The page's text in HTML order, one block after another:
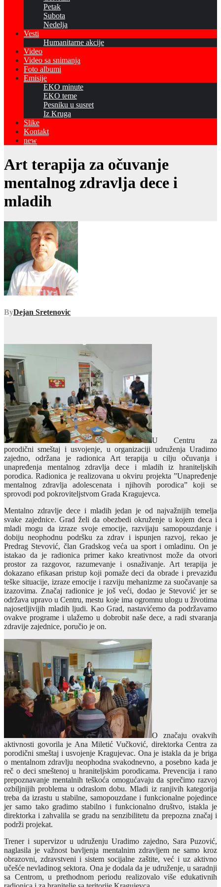
Petak
Subota
Nedelja
Vesti
Humanitarne akcije
Video
Video sa snimanja
Foto albumi
Emisije
EKO minute
EKO teme
Pesniku u susret
Iz Kruga
Slike
Kontakt
new
Art terapija za očuvanje
mentalnog zdravlja dece i
mladih
ByDejan Sretenovic
U Centru za
porodični smeštaj i usvojenje, u organizaciji udruženja Uradimo
zajedno, održana je radionica Art terapija u cilju očuvanja i
unapređenja mentalnog zdravlja dece i mladih iz hraniteljskih
porodica. Radionica je realizovana u okviru projekta ”Unapređenje
mentalnog zdravlja adolescenata i njihovih porodica” koji se
sprovodi pod pokroviteljstvom Grada Kragujevca.
Mentalno zdravlje dece i mladih jedan je od najvažnijih temelja
svake zajednice. Grad želi da obezbedi okruženje u kojem deca i
mladi mogu da izraze svoje emocije, razvijaju samopouzdanje i
dobiju neophodnu podršku za zdrav i ispunjen razvoj, rekao je
Predrag Stevović, član Gradskog veća ua sport i omladinu. On je
istakao da je radionica primer kako kreativnost može da otvori
prostor za razgovor, razumevanje i osnaživanje. Art terapija je
dokazano efikasan pristup koji pomaže deci da obrade i prevaziđu
teške situacije, izraze emocije i razviju mehanizme za suočavanje sa
izazovima. Značaj radionice je još veći, dodao je Stevović jer se
održava upravo u Centru, mestu koje ima ogromnu ulogu u životima
najosetljivijih mladih ljudi. Kao Grad, nastavićemo da podržavamo
ovakve programe i ulažemo u dobrobit naše dece, a radi stvaranja
zdravije zajednice, poručio je on.
O značaju ovakvih
aktivnosti govorila je Ana Miletić Vučković, direktorka Centra za
porodični smeštaj i usvojenje Kragujevac. Ona je istakla da je briga
o mentalnom zdravlju neophodna svakodnevno, a posebno kada je
reč o deci smeštenoj u hraniteljskim porodicama. Prevencija i rano
prepoznavanje mentalnih teškoća omogućavaju da sprečimo razvoj
ozbiljnijih problema u odraslom dobu. Mladi iz ranjivih kategorija
treba da izrastu u stabilne, samopouzdane i funkcionalne pojedince
jer samo tako gradimo stabilno i funkcionalno društvo, istakla je
direktorka i zahvalila se gradu na senzibilitetu da prepozna značaj i
podrži projekat.
Trener i supervizor u udruženju Uradimo zajedno, Sara Puzović,
naglasila je važnost bavljenja mentalnim zdravljem ne samo kroz
obrazovni, zdravstveni i sistem socijalne zaštite, već i uz aktivno
učešće nevladinog sektora. Ona je dodala da je udruženje, u saradnji
sa Centrom, u prethodnom periodu realizovalo više edukativnih